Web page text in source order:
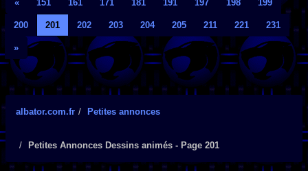
« 151 161 171 181 191 197 198 199
200 201 202 203 204 205 211 221 231
»
albator.com.fr Petites annonces
Petites Annonces Dessins animés - Page 201